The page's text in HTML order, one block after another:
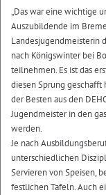
„Das war eine wichtige
Auszubildende im
Landesjugendmeisterin
nach Königswinter bei
teilnehmen. Es ist das
diesen Sprung geschafft
der Besten aus den
Jugendmeister in den
werden.
Je nach
unterschiedlichen
Servieren von Speisen,
festlichen Tafeln. Auch